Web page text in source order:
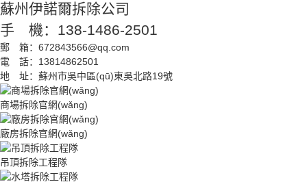
蘇州伊諾爾拆除公司
手 機：138-1486-2501
郵 箱：672843566@qq.com
電 話：13814862501
地 址：蘇州市吳中區(qū)東吳北路19號
商場拆除官網(wǎng)
廠房拆除官網(wǎng)
吊頂拆除工程隊